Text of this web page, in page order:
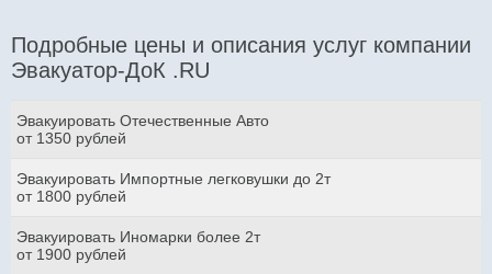
Подробные цены и описания услуг компании
Эвакуатор-ДоК .RU
Эвакуировать Отечественные Авто
от 1350 рублей
Эвакуировать Импортные легковушки до 2т
от 1800 рублей
Эвакуировать Иномарки более 2т
от 1900 рублей